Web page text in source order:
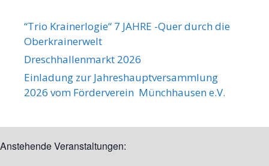
“Trio Krainerlogie“ 7 JAHRE -Quer durch die
Oberkrainerwelt
Dreschhallenmarkt 2026
Einladung zur Jahreshauptversammlung
2026 vom Förderverein Münchhausen e.V.
Anstehende Veranstaltungen: